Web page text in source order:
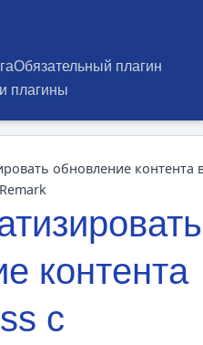
Обязательный плагин
плагины
обновление контента
контента
с